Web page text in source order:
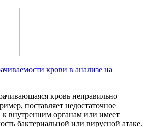
крови в анализе на
кровь неправильно
поставляет недостаточное
к внутренним органам или имеет
бактериальной или вирусной атаке.